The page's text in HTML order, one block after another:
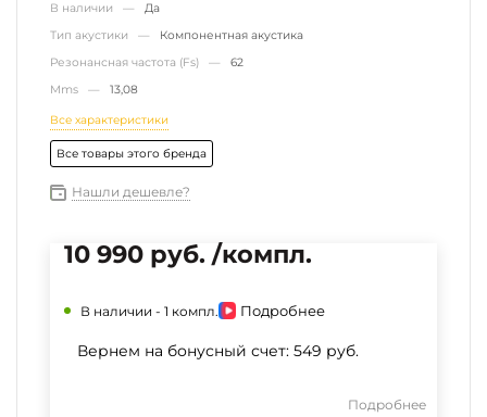
В наличии — Да
Тип акустики — Компонентная акустика
Резонансная частота (Fs) — 62
Mms — 13,08
Все характеристики
Все товары этого бренда
Нашли дешевле?
10 990 руб. /компл.
В наличии - 1 компл. Подробнее
Вернем на бонусный счет: 549 руб.
Подробнее